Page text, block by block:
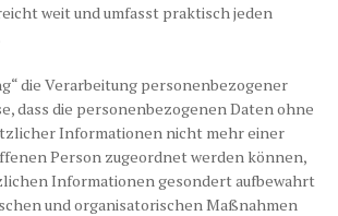
weit und umfasst praktisch jeden
die Verarbeitung personenbezogener
dass die personenbezogenen Daten ohne
Informationen nicht mehr einer
Person zugeordnet werden können,
Informationen gesondert aufbewahrt
und organisatorischen Maßnahmen